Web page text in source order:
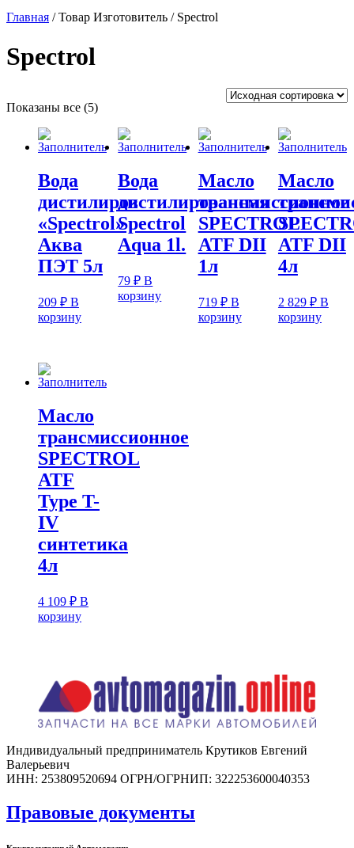
Главная / Товар Изготовитель / Spectrol
Spectrol
Показаны все (5)
Вода
дистилиров
«Spectrol»
Аква
ПЭТ 5л
209 ₽ В
корзину
Вода
дистилированная
Spectrol
Aqua 1l.
79₽ В
корзину
Масло
трансмиссионное
SPECTROL
ATF DII
1л
719 ₽ В
корзину
Масло
ATF DII
4л
2 829 ₽ В
корзину
Масло
трансмиссионное
SPECTROL
ATF
Type T-
IV
синтетика
4л
4 109 ₽ В
корзину
Индивидуальный предприниматель Крутиков Евгений
Валерьевич
ИНН: 253809520694 ОГРН/ОГРНИП: 322253600040353
Правовые документы